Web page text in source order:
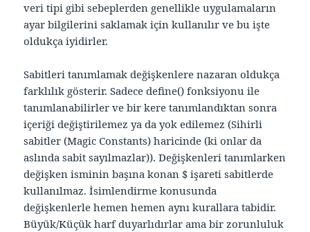
veri tipi gibi sebeplerden genellikle uygulamaların
ayar bilgilerini saklamak için kullanılır ve bu işte
oldukça iyidirler.
Sabitleri tanımlamak değişkenlere nazaran oldukça
farklılık gösterir. Sadece define() fonksiyonu ile
tanımlanabilirler ve bir kere tanımlandıktan sonra
içeriği değiştirilemez ya da yok edilemez (Sihirli
sabitler (Magic Constants) haricinde (ki onlar da
aslında sabit sayılmazlar)). Değişkenleri tanımlarken
değişken isminin başına konan $ işareti sabitlerde
kullanılmaz. İsimlendirme konusunda
değişkenlerle hemen hemen aynı kurallara tabidir.
Büyük/Küçük harf duyarlıdırlar ama bir zorunluluk